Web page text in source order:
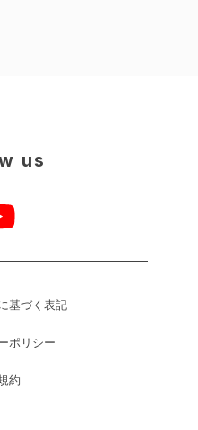
us
基づく表記
ポリシー
約